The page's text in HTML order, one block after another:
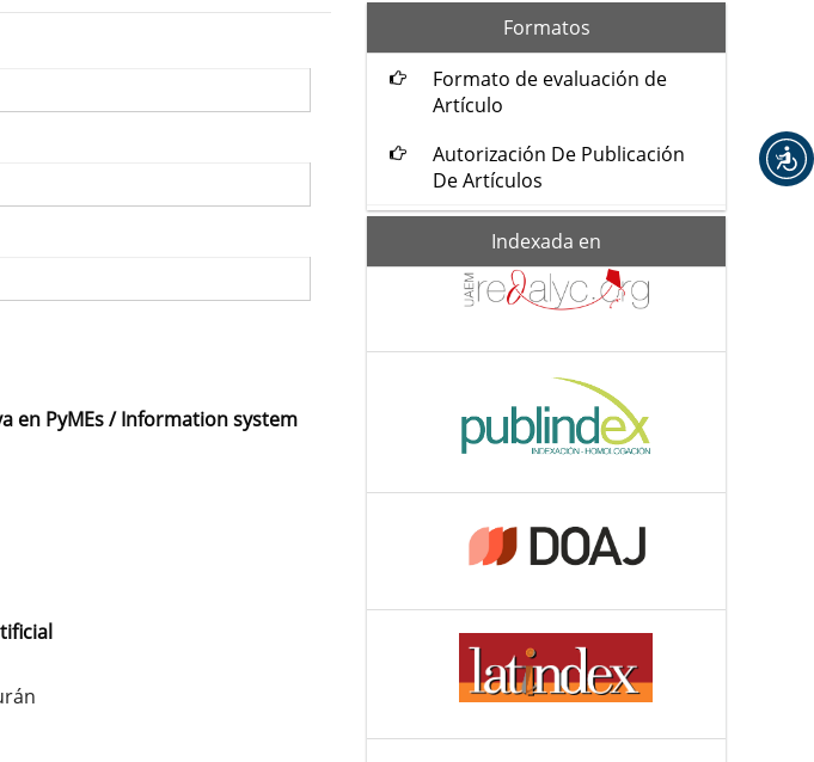
en PyMEs / Information system
Formatos
Formato de evaluación de
Artículo
Autorización De Publicación
De Artículos
Indexada en